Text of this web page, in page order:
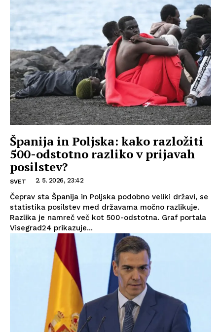
Španija in Poljska: kako razložiti
500-odstotno razliko v prijavah
posilstev?
SVET 2. 5. 2026, 23:42
Čeprav sta Španija in Poljska podobno veliki državi, se
statistika posilstev med državama močno razlikuje.
Razlika je namreč več kot 500-odstotna. Graf portala
Visegrad24 prikazuje...